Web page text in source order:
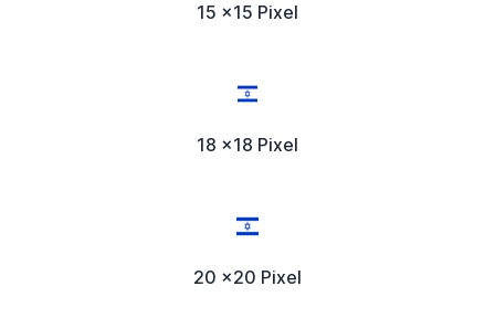
15 x15 Pixel
18 x18 Pixel
20 x20 Pixel